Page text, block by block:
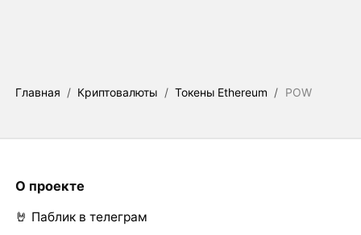
Главная / Криптовалюты / Токены Ethereum / POW
О проекте
🤘 Паблик в телеграм